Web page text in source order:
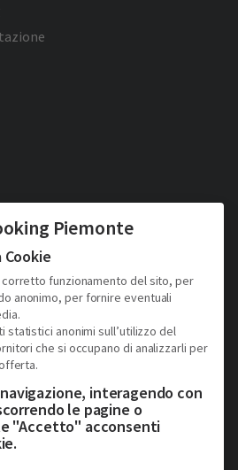
Pinterest
- Turismo Alpmed S.r.l.
IT10807510010 - R.E.A TO 1163413
23, 10123, Torino, (Italy)
(+39) 331 9879633
Piemonte
funzionamento del sito, per
anonimo, per fornire eventuali
statistici anonimi sull’utilizzo del
che si occupano di analizzarli per
interagendo con
le pagine o
"Accetto" acconsenti